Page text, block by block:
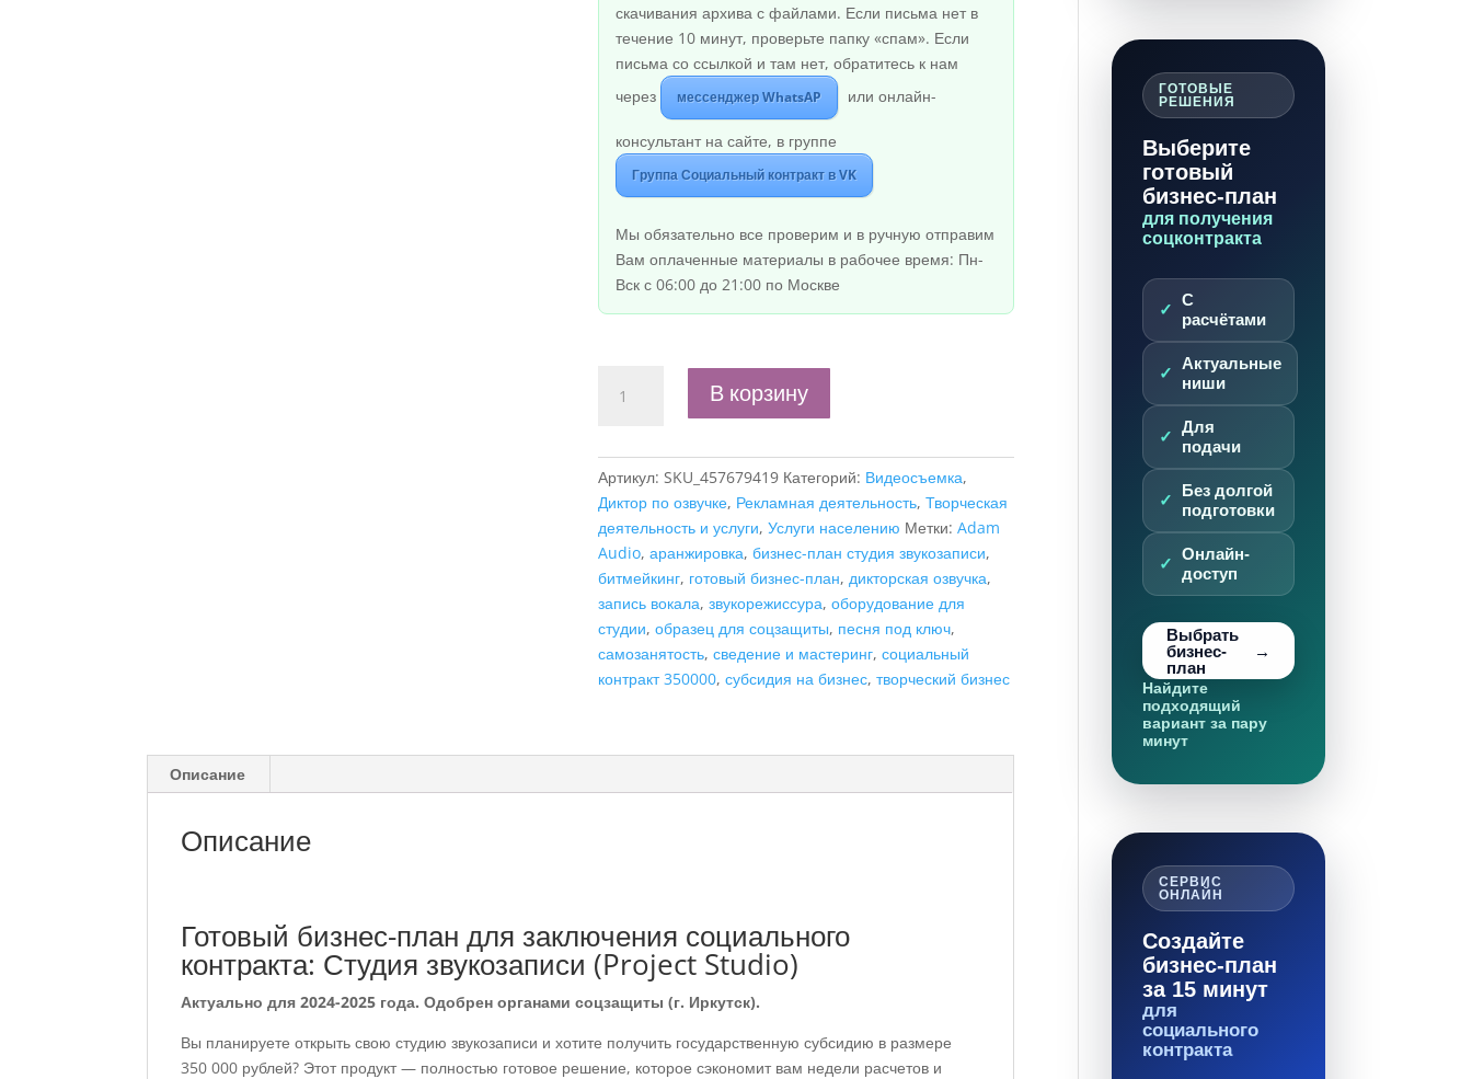
скачивания архива с файлами. Если письма нет в
течение 10 минут, проверьте папку «спам». Если
письма со ссылкой и там нет, обратитесь к нам
через
мессенджер WhatsAP или онлайн-
консультант на сайте, в группе
Группа Социальный контракт в VK
Мы обязательно все проверим и в ручную отправим
Вам оплаченные материалы в рабочее время: Пн-
Вск с 06:00 до 21:00 по Москве
товара
план
"Студия
звукозаписи",
самозанятость
В корзину
Артикул: SKU_457679419 Категорий: Видеосъемка,
Диктор по озвучке, Рекламная деятельность,Творческая
деятельность и услуги,Услуги населению Метки:Adam
Audio,аранжировка,бизнес-план студия звукозаписи,
битмейкинг, готовый бизнес-план, дикторская озвучка,
запись вокала,звукорежиссура,оборудование для
студии,образец для соцзащиты, песня под ключ,
самозанятость,сведение и мастеринг,социальный
контракт 350000,субсидия на бизнес,творческий бизнес
Описание
Описание
Готовый бизнес-план для заключения социального
контракта: Студия звукозаписи (Project Studio)
Актуально для 2024-2025 года. Одобрен органами соцзащиты (г. Иркутск).
Вы планируете открыть свою студию звукозаписи и хотите получить государственную субсидию в размере
350 000 рублей? Этот продукт — полностью готовое решение, которое сэкономит вам недели расчетов и
ГОТОВЫЕ
РЕШЕНИЯ
Выберите
готовый
бизнес-план
для получения
соцконтракта
С
расчётами
Актуальные
ниши
Для
подачи
Без долгой
подготовки
Онлайн-
доступ
Выбрать
бизнес-
план
Найдите
подходящий
вариант за пару
минут
СЕРВИС
ОНЛАЙН
Создайте
бизнес-план
за 15 минут
для
социального
контракта